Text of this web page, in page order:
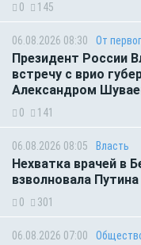
0 145
06.08.2026 08:30 От
Президент России
встречу с врио
Александром
0 141
06.08.2026 08:05 Власть
Нехватка врачей в
взволновала Путина
0 301
06.08.2026 07:00